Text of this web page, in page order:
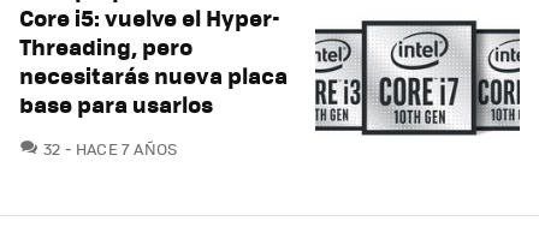
Core i5: vuelve el Hyper-
Threading, pero
necesitarás nueva placa
base para usarlos
32 COMENTARIOS
HACE 7 AÑOS